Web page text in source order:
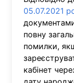
05.07.2021
повну
помилки,
кабінет